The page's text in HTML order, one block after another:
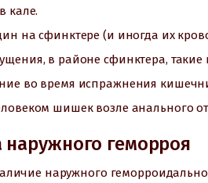
кале.
на сфинктере (и иногда их
в районе сфинктера, такие
во время испражнения
шишек возле анального
наружного геморроя
наружного